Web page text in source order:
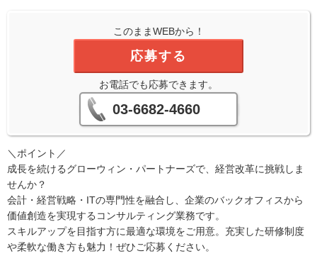
このままWEBから！
応募する
お電話でも応募できます。
03-6682-4660
＼ポイント／
成長を続けるグローウィン・パートナーズで、経営改革に挑戦しま
せんか？
会計・経営戦略・ITの専門性を融合し、企業のバックオフィスから
価値創造を実現するコンサルティング業務です。
スキルアップを目指す方に最適な環境をご用意。充実した研修制度
や柔軟な働き方も魅力！ぜひご応募ください。